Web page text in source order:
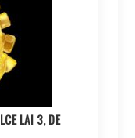
LAI 3, DE